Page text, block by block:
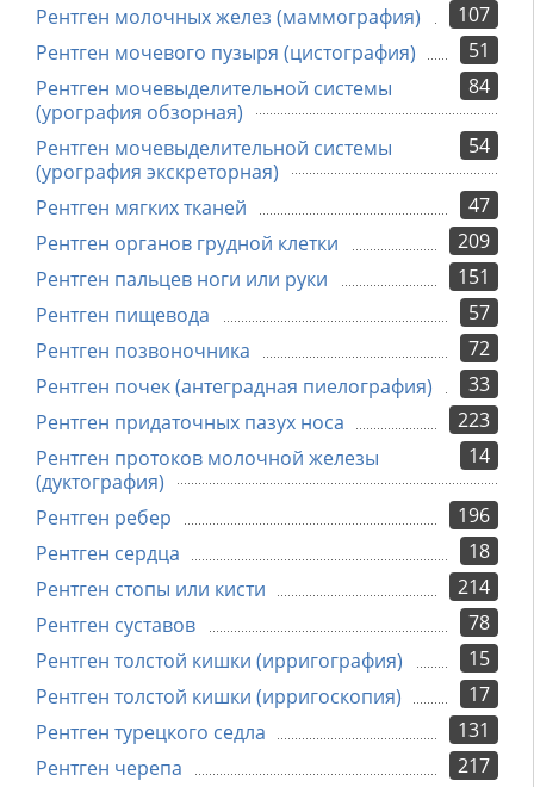
107
Рентген молочных желез (маммография)
51
Рентген мочевого пузыря (цистография)
84
Рентген мочевыделительной системы
(урография обзорная)
54
Рентген мочевыделительной системы
(урография экскреторная)
47
Рентген мягких тканей
209
Рентген органов грудной клетки
151
Рентген пальцев ноги или руки
57
Рентген пищевода
72
Рентген позвоночника
33
Рентген почек (антеградная пиелография)
223
Рентген придаточных пазух носа
14
Рентген протоков молочной железы
(дуктография)
196
Рентген ребер
18
Рентген сердца
214
Рентген стопы или кисти
78
Рентген суставов
15
Рентген толстой кишки (ирригография)
17
Рентген толстой кишки (ирригоскопия)
131
Рентген турецкого седла
217
Рентген черепа